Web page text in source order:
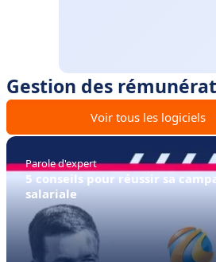
Gestion des
Voir tous les logiciels
Parole d'expert
5 conseils pour réussir sa
salariale